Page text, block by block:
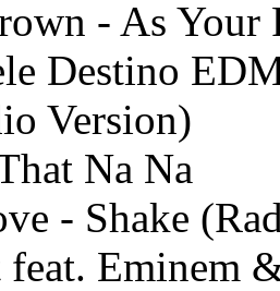
- As Your
Destino
Version)
Na Na
- Shake
feat. Eminem